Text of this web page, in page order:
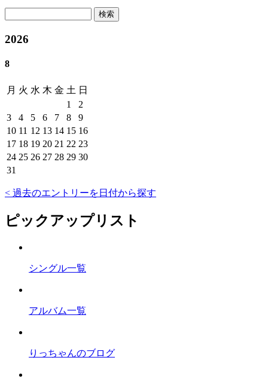
検索
2026
8
月 火 水 木 金 土 日
1
2
3
4 5 6 7 8
9
10 11 12 13 14 15 16
17 18 19 20 21 22 23
24 25 26 27 28 29 30
31
< 過去のエントリーを日付から探す
ピックアップリスト
シングル一覧
アルバム一覧
りっちゃんのブログ